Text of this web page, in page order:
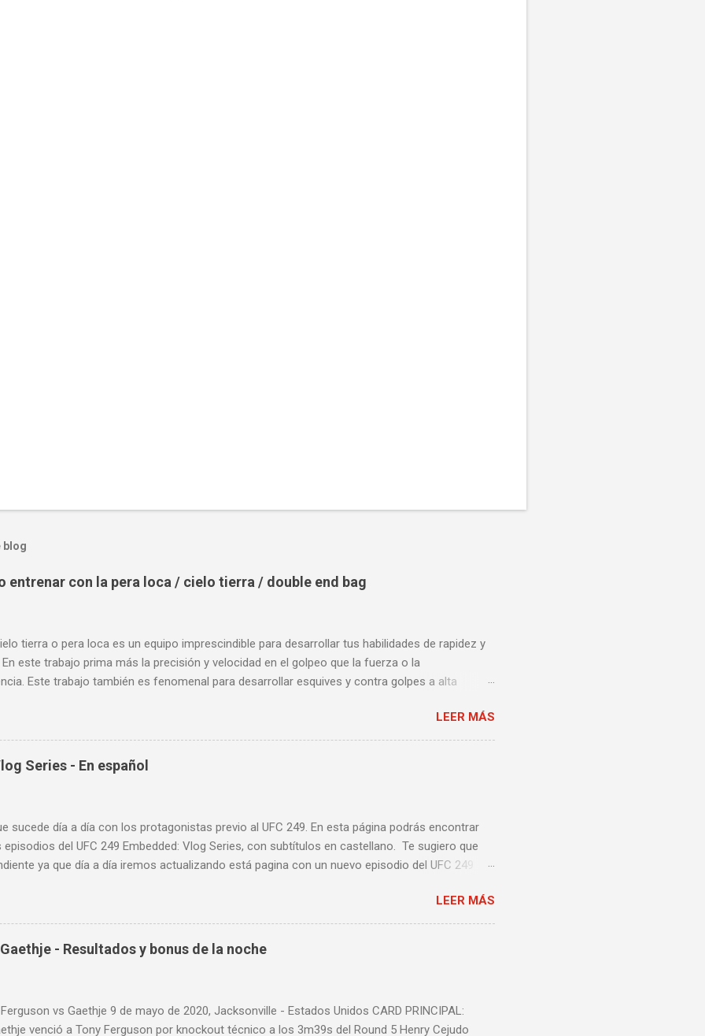
blog
entrenar con la pera loca / cielo tierra / double end bag
tierra o pera loca es un equipo imprescindible para desarrollar tus habilidades de rapidez y
este trabajo prima más la precisión y velocidad en el golpeo que la fuerza o la
Este trabajo también es fenomenal para desarrollar esquives y contra golpes a alta
velocidad de tus desplazamientos o tu juego de pies. A continuación te enseñamos algunos
puedes aprender a golpear la pera cielo tierra o pera loca. En esta lista de videos podrás
tipos de entrenamiento con la pera loca:
LEER MÁS
Series - En español
sucede día a día con los protagonistas previo al UFC 249. En esta página podrás encontrar
del UFC 249 Embedded: Vlog Series, con subtítulos en castellano. Te sugiero que
ya que día a día iremos actualizando está pagina con un nuevo episodio del UFC 249
LEER MÁS
- Resultados y bonus de la noche
vs Gaethje 9 de mayo de 2020, Jacksonville - Estados Unidos CARD PRINCIPAL:
venció a Tony Ferguson por knockout técnico a los 3m39s del Round 5 Henry Cejudo